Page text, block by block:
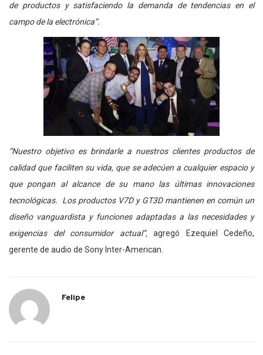
de productos y satisfaciendo la demanda de tendencias en el
campo de la electrónica”.
“Nuestro objetivo es brindarle a nuestros clientes productos de
calidad que faciliten su vida, que se adecúen a cualquier espacio y
que pongan al alcance de su mano las últimas innovaciones
tecnológicas. Los productos V7D y GT3D mantienen en común un
diseño vanguardista y funciones adaptadas a las necesidades y
exigencias del consumidor actual”,agregó Ezequiel Cedeño,
gerente de audio de Sony Inter-American.
Felipe